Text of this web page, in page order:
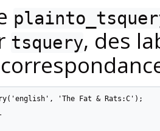
tsquery, des
'The Fat & Rats:C');